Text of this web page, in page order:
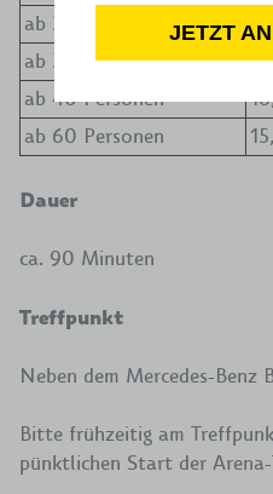
ab 20 Personen
ab 30 Personen
ab 40 Personen
ab 60 Personen
Dauer
ca. 90 Minuten
Treffpunkt
Neben dem Mercedes-Benz
Bitte frühzeitig am
pünktlichen Start der
JETZT